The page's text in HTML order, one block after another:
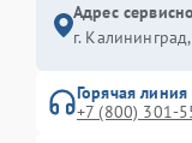
Адрес
г.
Горячая линия
+7 (800) 301-